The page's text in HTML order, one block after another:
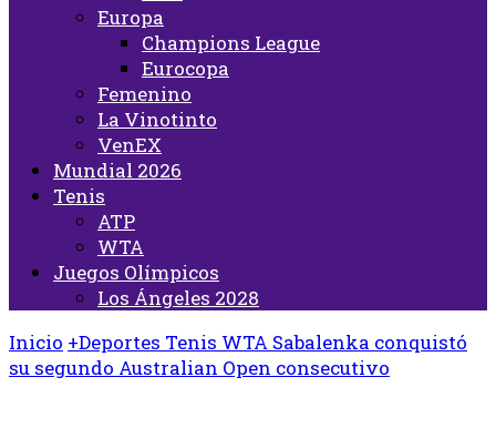
Europa
Champions League
Eurocopa
Femenino
La Vinotinto
VenEX
Mundial 2026
Tenis
ATP
WTA
Juegos Olímpicos
Los Ángeles 2028
Inicio +Deportes Tenis WTA Sabalenka conquistó
su segundo Australian Open consecutivo